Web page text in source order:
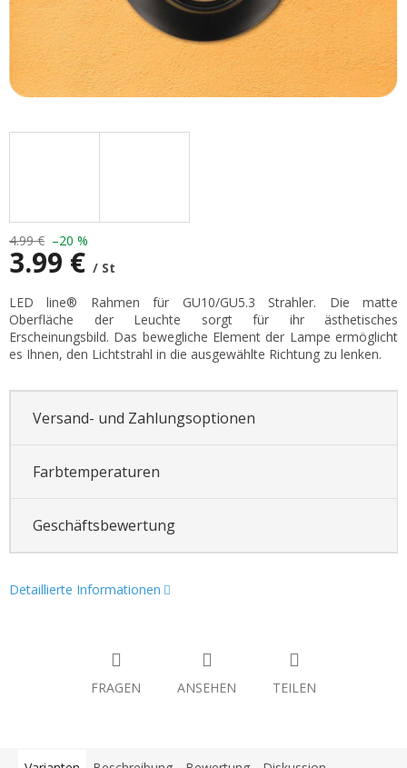
4.99 € –20 %
3.99 € / St
Verkaufspreis:
LED line® Rahmen für GU10/GU5.3 Strahler. Die matte
Oberfläche der Leuchte sorgt für ihr ästhetisches
Erscheinungsbild. Das bewegliche Element der Lampe ermöglicht
es Ihnen, den Lichtstrahl in die ausgewählte Richtung zu lenken.
Versand- und Zahlungsoptionen
Farbtemperaturen
Geschäftsbewertung
Detaillierte Informationen
FRAGEN ANSEHEN TEILEN